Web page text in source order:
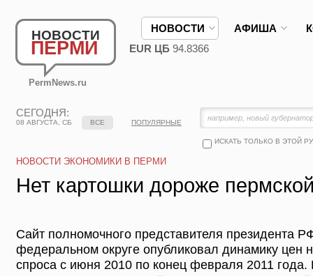
НОВОСТИ
ПЕРМИ
PermNews.ru
НОВОСТИ АФИША
EUR ЦБ 94.8366
СЕГОДНЯ:
08 АВГУСТА, СБ
ИСКАТЬ ТОЛЬКО В ЭТОЙ
ВСЕ ПОПУЛЯРНЫЕ
НОВОСТИ ЭКОНОМИКИ В ПЕРМИ
Нет картошки дороже
Сайт полномочного представителя президента
федеральном округе опубликовал динамику цен
спроса с июня 2010 по конец февраля 2011 года.